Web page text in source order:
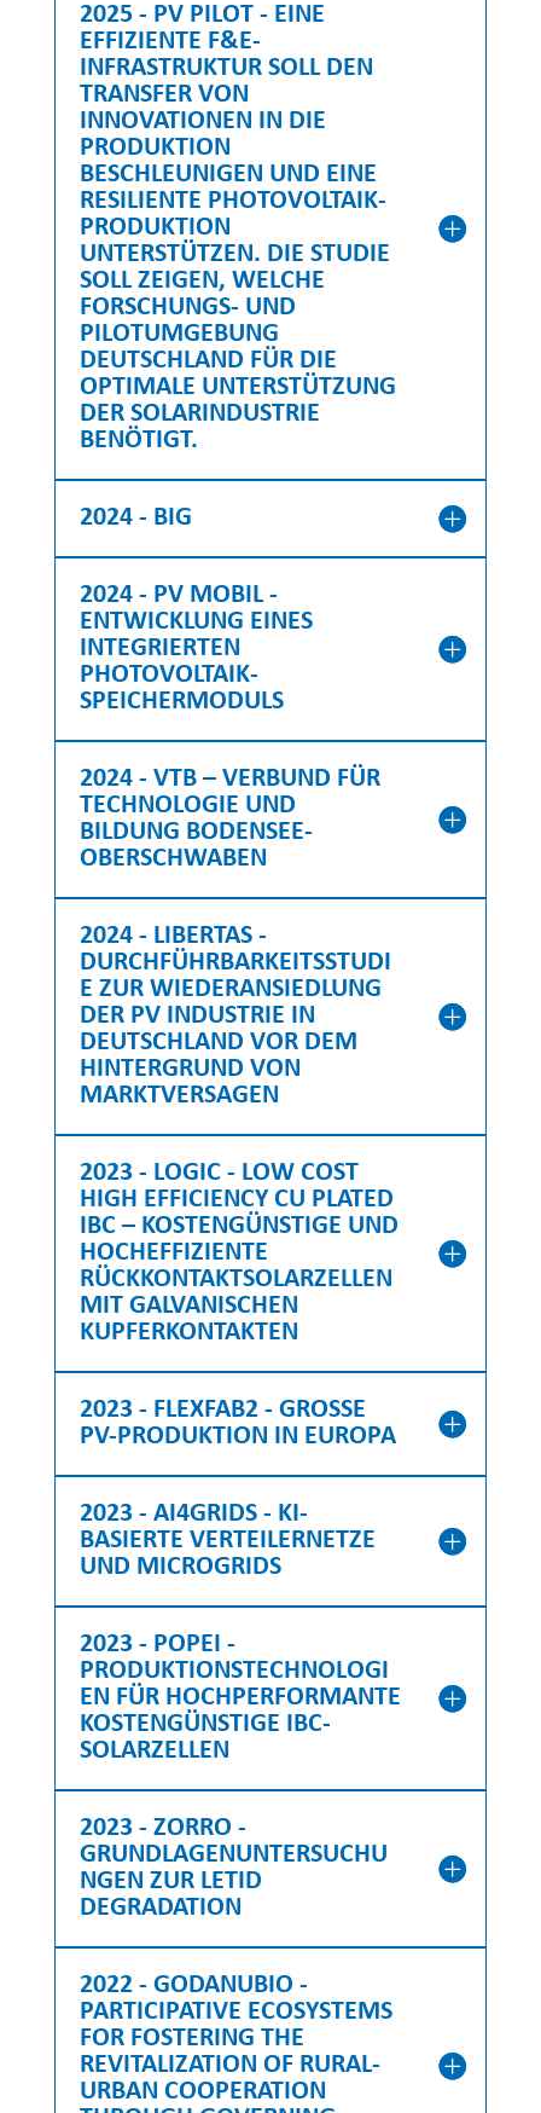
2025 - PV PILOT - EINE
EFFIZIENTE F&E-
INFRASTRUKTUR SOLL DEN
TRANSFER VON
INNOVATIONEN IN DIE
PRODUKTION
BESCHLEUNIGEN UND EINE
RESILIENTE PHOTOVOLTAIK-
PRODUKTION
UNTERSTÜTZEN. DIE STUDIE
SOLL ZEIGEN, WELCHE
FORSCHUNGS- UND
PILOTUMGEBUNG
DEUTSCHLAND FÜR DIE
OPTIMALE UNTERSTÜTZUNG
DER SOLARINDUSTRIE
BENÖTIGT.
2024 - BIG
2024 - PV MOBIL -
ENTWICKLUNG EINES
INTEGRIERTEN
PHOTOVOLTAIK-
SPEICHERMODULS
2024 - VTB – VERBUND FÜR
TECHNOLOGIE UND
BILDUNG BODENSEE-
OBERSCHWABEN
2024 - LIBERTAS -
DURCHFÜHRBARKEITSSTUDI
E ZUR WIEDERANSIEDLUNG
DER PV INDUSTRIE IN
DEUTSCHLAND VOR DEM
HINTERGRUND VON
MARKTVERSAGEN
2023 - LOGIC - LOW COST
HIGH EFFICIENCY CU PLATED
IBC – KOSTENGÜNSTIGE UND
HOCHEFFIZIENTE
RÜCKKONTAKTSOLARZELLEN
MIT GALVANISCHEN
KUPFERKONTAKTEN
2023 - FLEXFAB2 - GROSSE P
V-PRODUKTION IN EUROPA
2023 - AI4GRIDS - KI-
BASIERTE VERTEILERNETZE
UND MICROGRIDS
2023 - POPEI -
PRODUKTIONSTECHNOLOGI
EN FÜR HOCHPERFORMANTE
KOSTENGÜNSTIGE IBC-
SOLARZELLEN
2023 - ZORRO -
GRUNDLAGENUNTERSUCHU
NGEN ZUR LETID
DEGRADATION
2022 - GODANUBIO -
PARTICIPATIVE ECOSYSTEMS
FOR FOSTERING THE
REVITALIZATION OF RURAL-
URBAN COOPERATION